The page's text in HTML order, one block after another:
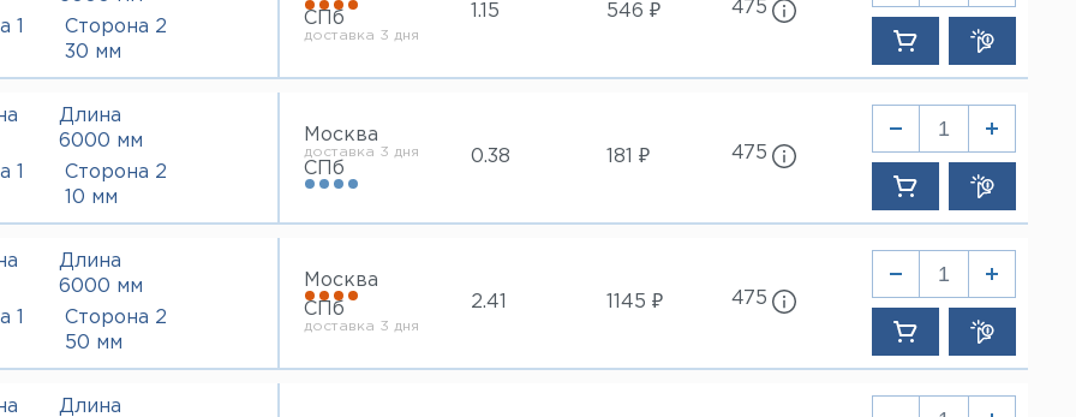
1
Сторона 2
30 мм
СПб
доставка 3 дня
1.15 546 ₽ 475
Длина
6000 мм
1
Сторона 2
10 мм
Москва
доставка 3 дня
СПб
0.38 181 ₽ 475
Длина
6000 мм
1
Сторона 2
50 мм
Москва
СПб
доставка 3 дня
2.41 1145 ₽ 475
Длина